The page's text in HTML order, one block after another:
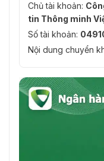
Chủ tài khoản:
tin Thông minh
Số tài khoản:
Nội dung chuyển